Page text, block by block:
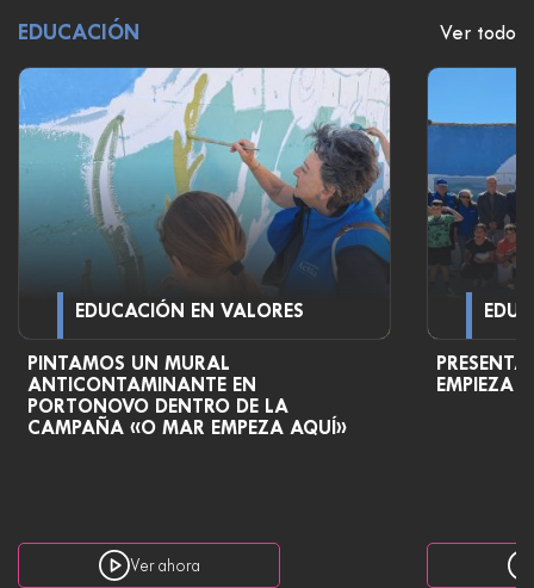
EDUCACIÓN Ver todo
EDUCACIÓN EN VALORES
PINTAMOS UN MURAL
ANTICONTAMINANTE EN
PORTONOVO DENTRO DE LA
CAMPAÑA «O MAR EMPEZA AQUÍ»
Ver ahora
EMPIEZA